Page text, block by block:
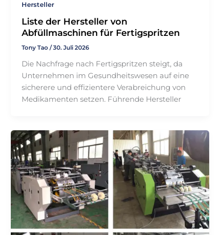
Hersteller
Liste der Hersteller von
Abfüllmaschinen für Fertigspritzen
Tony Tao/30. Juli 2026
Die Nachfrage nach Fertigspritzen steigt, da
Unternehmen im Gesundheitswesen auf eine
sicherere und effizientere Verabreichung von
Medikamenten setzen. Führende Hersteller